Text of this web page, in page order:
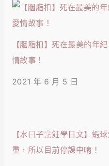
【胭脂扣】死在最美的年
情故事！
2021 年 6 月 5 日
【水日子烹飪學日文】蝦
重，所以目前停課中唷！